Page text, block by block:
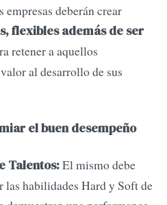
deberán crear
flexibles además de ser
retener a aquellos
al desarrollo de sus
el buen desempeño
Talentos:El mismo debe
habilidades Hard y Soft de